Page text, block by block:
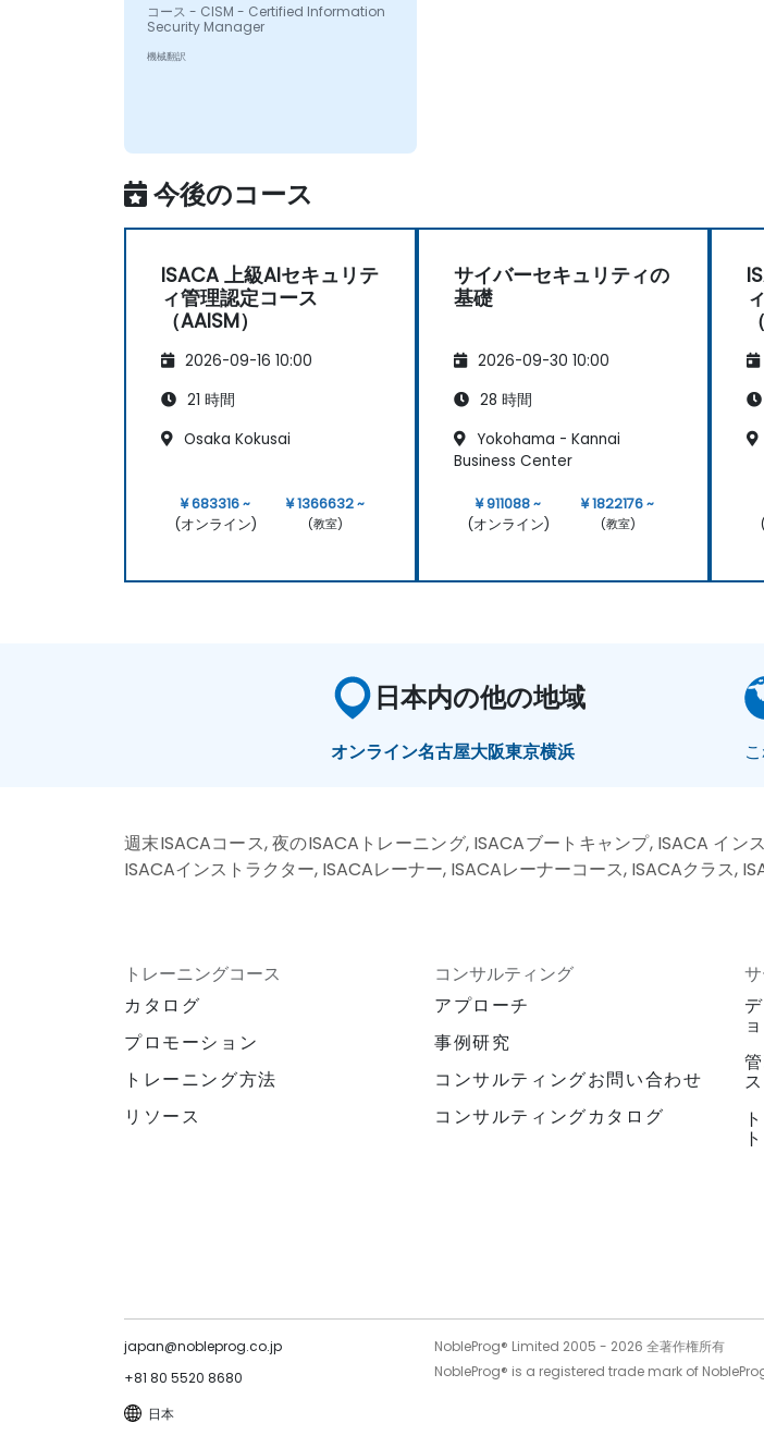
コース - CISM - Certified Information
Security Manager
機械翻訳
今後のコース
ISACA 上級AIセキュリテ
ィ管理認定コース
（AAISM）
2026-09-16 10:00
21 時間
Osaka Kokusai
¥ 683316 ~
(オンライン)
¥ 1366632 ~
(教室)
サイバーセキュリティの
基礎
2026-09-30 10:00
28 時間
Yokohama - Kannai
Business Center
¥ 911088 ~
(オンライン)
¥ 1822176 ~
(教室)
日本内の他の地域
オンライン名古屋大阪東京横浜
週末ISACAコース, 夜のISACAトレーニング, ISACAブートキャンプ, ISACA イ
ISACAインストラクター, ISACAレーナー, ISACAレーナーコース, ISACAクラス,
トレーニングコース
カタログ
プロモーション
トレーニング方法
リソース
コンサルティング
アプローチ
事例研究
コンサルティングお問い合わせ
コンサルティングカタログ
ス
japan@nobleprog.co.jp
+81 80 5520 8680
日本
NobleProg® Limited 2005 - 2026 全著作権所有
NobleProg® is a registered trade mark of